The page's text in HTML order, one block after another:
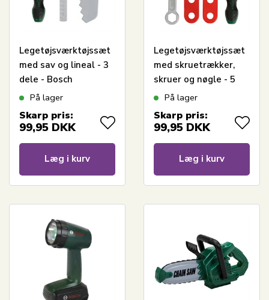
Legetøjsværktøjssæt
med sav og lineal - 3
dele - Bosch
legetøjsværktøj
På lager
Skarp pris:
99,95 DKK
Læg i kurv
Legetøjsværktøjssæt
med skruetrækker,
skruer og nøgle - 5
dele - Bosch
På lager
Skarp pris:
99,95 DKK
Læg i kurv